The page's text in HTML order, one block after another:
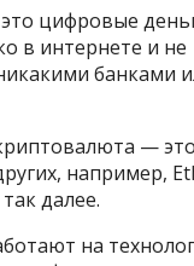
цифровые
в интернете и не
банками
—
например,
далее.
на